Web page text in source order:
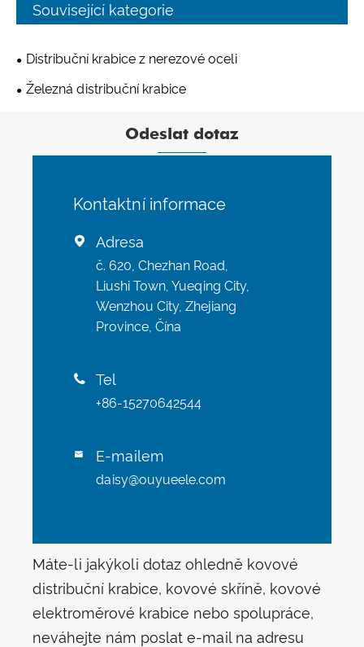
Související kategorie
Distribuční krabice z nerezové oceli
Železná distribuční krabice
Odeslat dotaz
Kontaktní informace
 Adresa
č. 620, Chezhan Road,
Liushi Town, Yueqing City,
Wenzhou City, Zhejiang
Province, Čína
 Tel
+86-15270642544
 E-mailem
daisy@ouyueele.com
Máte-li jakýkoli dotaz ohledně kovové
distribuční krabice, kovové skříně, kovové
elektroměrové krabice nebo spolupráce,
neváhejte nám poslat e-mail na adresu